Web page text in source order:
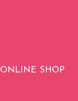
ONLINE SHOP